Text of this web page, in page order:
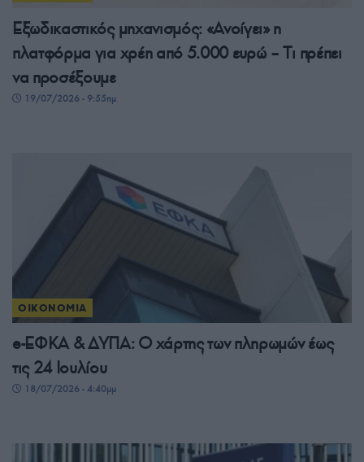
Εξωδικαστικός μηχανισμός: «Ανοίγει» η
πλατφόρμα για χρέη από 5.000 ευρώ – Tι πρέπει
να προσέξουμε
19/07/2026 - 9:55πμ
ΟΙΚΟΝΟΜΙΑ
e-ΕΦΚΑ & ΔΥΠΑ: Ο χάρτης των πληρωμών έως
τις 24 Ιουλίου
18/07/2026 - 4:40μμ